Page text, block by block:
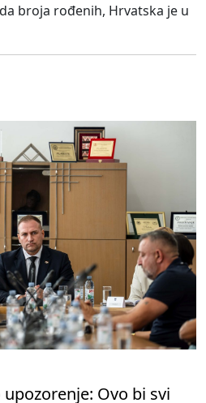
broja rođenih, Hrvatska je u
Ovo bi svi